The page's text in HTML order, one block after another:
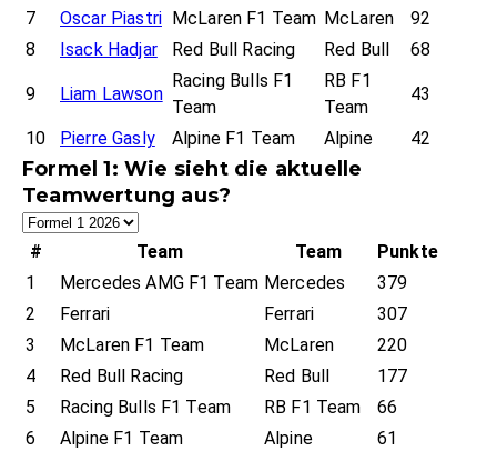
7 Oscar Piastri McLaren F1 Team McLaren
92
8
Isack Hadjar Red Bull Racing Red Bull 68
9 Liam Lawson
Racing Bulls F1
Team
RB F1
Team
43
10 Pierre Gasly Alpine F1 Team Alpine 42
Formel 1: Wie sieht die aktuelle
Teamwertung aus?
# Team Team
Punkte
1
Mercedes AMG F1 Team Mercedes
379
2
Ferrari Ferrari
307
3
McLaren F1 Team McLaren
220
4
Red Bull Racing Red Bull
177
5
Racing Bulls F1 Team RB F1 Team
66
6
Alpine F1 Team Alpine
61